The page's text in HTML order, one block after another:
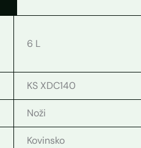
6 L
KS XDC140
Noži
Kovinsko